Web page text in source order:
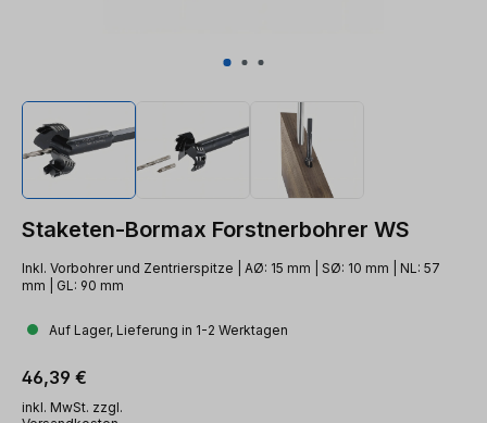
Staketen-Bormax Forstnerbohrer WS
Inkl. Vorbohrer und Zentrierspitze | AØ: 15 mm | SØ: 10 mm | NL: 57
mm | GL: 90 mm
Auf Lager, Lieferung in 1-2 Werktagen
Regulärer Preis:
46,39 €
inkl. MwSt. zzgl.